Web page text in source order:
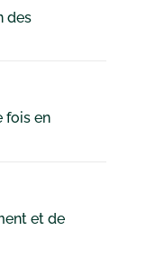
des
fois en
et de